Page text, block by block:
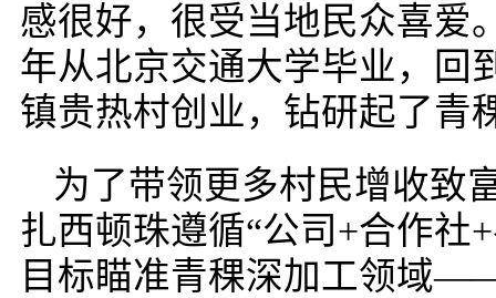
感很好，很受当地民众喜爱
年从北京交通大学毕业，回
镇贵热村创业，钻研起了青
为了带领更多村民增收致
扎西顿珠遵循“公司+合作社
目标瞄准青稞深加工领域